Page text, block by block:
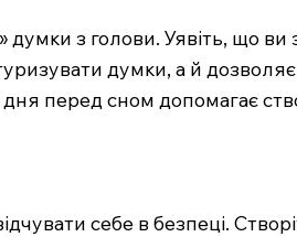
з голови. Уявіть, що ви
думки, а й
перед сном допомагає
себе в безпеці.